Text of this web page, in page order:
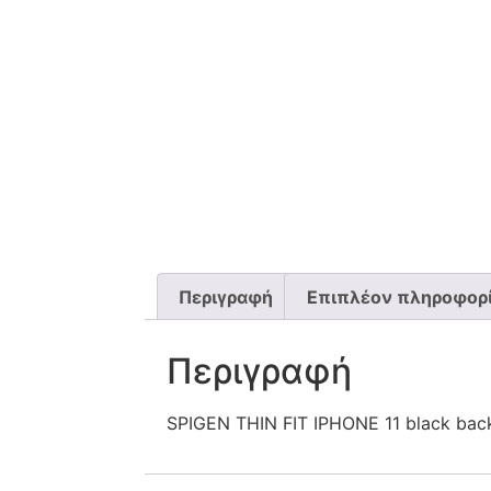
Περιγραφή Επιπλέον
Περιγραφή
SPIGEN THIN FIT IPHONE 11 black